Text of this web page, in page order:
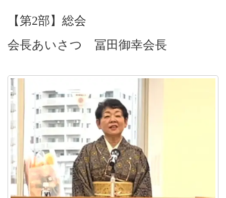
【第2部】総会
会長あいさつ 冨田御幸会長